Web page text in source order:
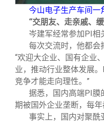
今山电子生产车间一
“交朋友、走亲戚、
岑建军经常参加PI相
每次交流时，他都会
“欢迎大企业、国有企业
业，推动行业整体发展
竞争才能走向理性。”
据悉，国内高端PI膜
期被国外企业垄断，每年
事实上，国内对聚酰